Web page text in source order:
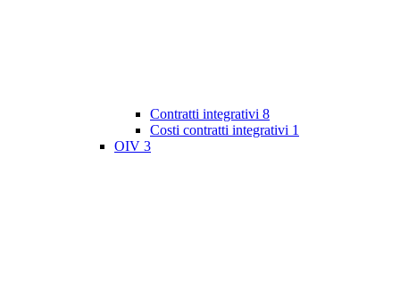
Contratti integrativi 8
Costi contratti integrativi 1
OIV 3